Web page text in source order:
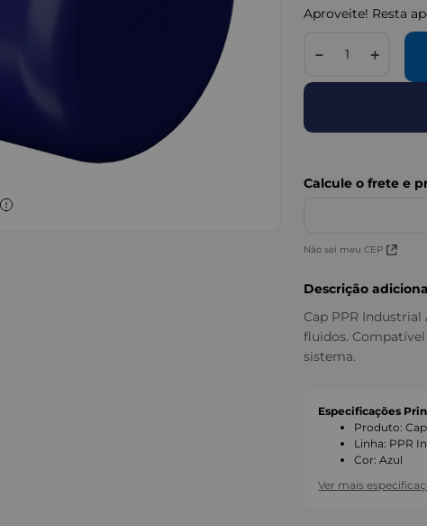
Aproveite! Resta
＋
－
Não sei meu CEP
Descrição
Cap PPR
fluidos.
sistema.
Especificações
Produto:Cap
Linha: PPR
Cor:Azul
Ver mais